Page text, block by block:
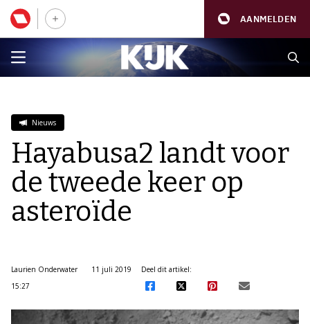
AANMELDEN
Nieuws
Hayabusa2 landt voor
de tweede keer op
asteroïde
Laurien Onderwater
11 juli 2019
15:27
Deel dit artikel: